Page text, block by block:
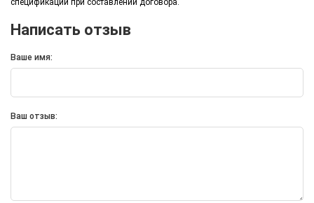
спецификации при составлении договора.
Написать отзыв
Ваше имя:
Ваш отзыв: